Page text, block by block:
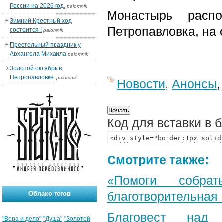
Монастырь
Петропавловка, на
Новости, Анонсы
Код для вставки в
Смотрите также:
«Помоги
Благовест
России на 2026 год. palomnik
Зимний Крестный ход
состоится ! palomnik
Престольный праздник у
Архангела Михаила palomnik
Золотой октябрь в
Петропавловке. palomnik
Облако тегов
"Вера и дело" "Душа" "Золотой